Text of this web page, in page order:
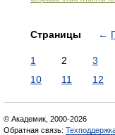
Страницы ←
1 2 3
10
11 12
© Академик, 2000-2026
Обратная связь: